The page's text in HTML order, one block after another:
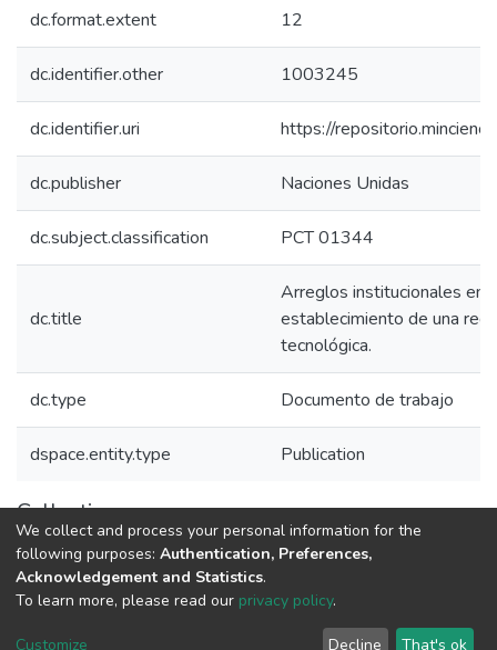
dc.format.extent 12
dc.identifier.other 1003245
dc.identifier.uri https://
dc.publisher Naciones Unidas
dc.subject.classification PCT 01344
dc.title
Arreglos institucionales en
establecimiento de una red
tecnológica.
dc.type Documento de trabajo
dspace.entity.type Publication
Collections
Políticas de Ciencia, Tecnología e Innovación
DSpace software copyright © 2002-2026
Cookie End User Send
We collect and process your personal information for the
following purposes: Authentication, Preferences,
Acknowledgement and Statistics.
To learn more, please read our privacy policy.
Customize Decline That's ok